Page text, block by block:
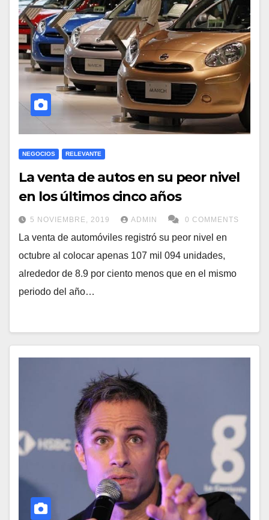
NEGOCIOS RELEVANTE
La venta de autos en su peor nivel
en los últimos cinco años
5 NOVIEMBRE, 2019 ADMIN 0 COMMENTS
La venta de automóviles registró su peor nivel en
octubre al colocar apenas 107 mil 094 unidades,
alrededor de 8.9 por ciento menos que en el mismo
periodo del año…